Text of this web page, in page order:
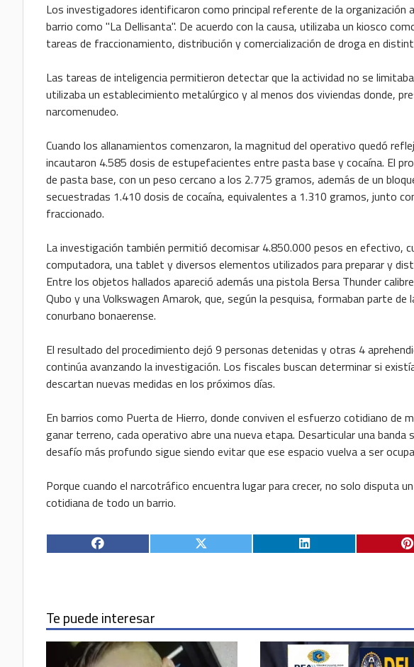
Los investigadores identificaron como principal referente de la organización
barrio como "La Dellisanta". De acuerdo con la causa, utilizaba un kiosco
tareas de fraccionamiento, distribución y comercialización de droga en
Las tareas de inteligencia permitieron detectar que la actividad no se
utilizaba un establecimiento metalúrgico y al menos dos viviendas donde,
narcomenudeo.
Cuando los allanamientos comenzaron, la magnitud del operativo quedó
incautaron 4.585 dosis de estupefacientes entre pasta base y cocaína. El
de pasta base, con un peso cercano a los 2.775 gramos, además de un
secuestradas 1.410 dosis de cocaína, equivalentes a 1.310 gramos, junto
fraccionado.
La investigación también permitió decomisar 4.850.000 pesos en efectivo,
computadora, una tablet y diversos elementos utilizados para preparar y
Entre los objetos hallados apareció además una pistola Bersa Thunder
Qubo y una Volkswagen Amarok, que, según la pesquisa, formaban parte
conurbano bonaerense.
El resultado del procedimiento dejó 9 personas detenidas y otras 4
continúa avanzando la investigación. Los fiscales buscan determinar si
descartan nuevas medidas en los próximos días.
En barrios como Puerta de Hierro, donde conviven el esfuerzo cotidiano de
ganar terreno, cada operativo abre una nueva etapa. Desarticular una
desafío más profundo sigue siendo evitar que ese espacio vuelva a ser
Porque cuando el narcotráfico encuentra lugar para crecer, no solo disputa
cotidiana de todo un barrio.
Te puede interesar